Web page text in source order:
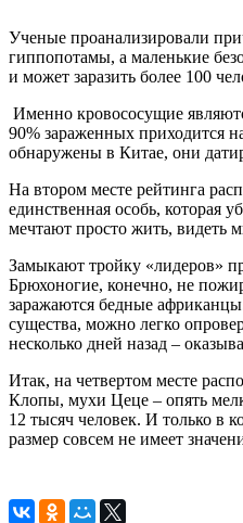
Ученые проанализировали
гиппопотамы, а маленькие
и может заразить более 100
Именно кровососущие
90% зараженных приходится
обнаружены в Китае, они
На втором месте рейтинга
единственная особь, которая
мечтают просто жить, видеть
Замыкают тройку «лидеров»
Брюхоногие, конечно, не
заражаются бедные
существа, можно легко
несколько дней назад –
Итак, на четвертом месте
Клопы, мухи Цеце – опять
12 тысяч человек. И только в
размер совсем не имеет